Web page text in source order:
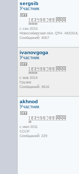
sergsib
Участник
с сен 2015
Новосибирская обл. QTH- -NO15UL
Сообщений: 4057
ivanovgoga
Участник
с янв 2014
Грузия
Сообщений: 3616
akhnod
Участник
с июл 2011
CCCP
Сообщений: 229